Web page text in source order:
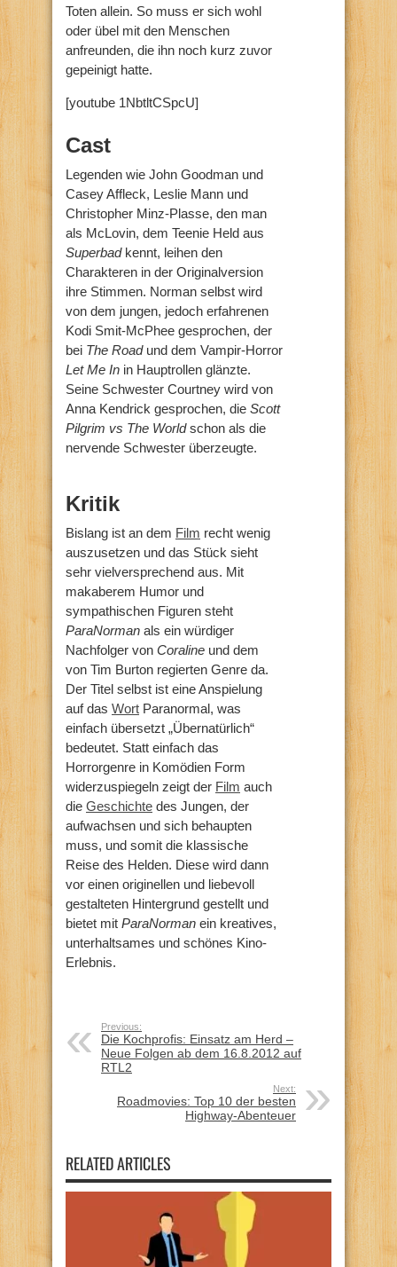
Toten allein. So muss er sich wohl
oder übel mit den Menschen
anfreunden, die ihn noch kurz zuvor
gepeinigt hatte.
[youtube 1NbtltCSpcU]
Cast
Legenden wie John Goodman und
Casey Affleck, Leslie Mann und
Christopher Minz-Plasse, den man
als McLovin, dem Teenie Held aus
Superbadkennt, leihen den
Charakteren in der Originalversion
ihre Stimmen. Norman selbst wird
von dem jungen, jedoch erfahrenen
Kodi Smit-McPhee gesprochen, der
bei The Roadund dem Vampir-Horror
Let Me In in Hauptrollen glänzte.
Seine Schwester Courtney wird von
Anna Kendrick gesprochen, die Scott
Pilgrim vs The Worldschon als die
nervende Schwester überzeugte.
Kritik
Bislang ist an dem Film recht wenig
auszusetzen und das Stück sieht
sehr vielversprechend aus. Mit
makaberem Humor und
sympathischen Figuren steht
ParaNorman als ein würdiger
Nachfolger von Coraline und dem
von Tim Burton regierten Genre da.
Der Titel selbst ist eine Anspielung
auf das Wort Paranormal, was
einfach übersetzt „Übernatürlich“
bedeutet. Statt einfach das
Horrorgenre in Komödien Form
widerzuspiegeln zeigt der Film auch
die Geschichte des Jungen, der
aufwachsen und sich behaupten
muss, und somit die klassische
Reise des Helden. Diese wird dann
vor einen originellen und liebevoll
gestalteten Hintergrund gestellt und
bietet mit ParaNorman ein kreatives,
unterhaltsames und schönes Kino-
Erlebnis.
Previous:
Die Kochprofis: Einsatz am Herd –
Neue Folgen ab dem 16.8.2012 auf
RTL2
Next:
Roadmovies: Top 10 der besten
Highway-Abenteuer
RELATED ARTICLES